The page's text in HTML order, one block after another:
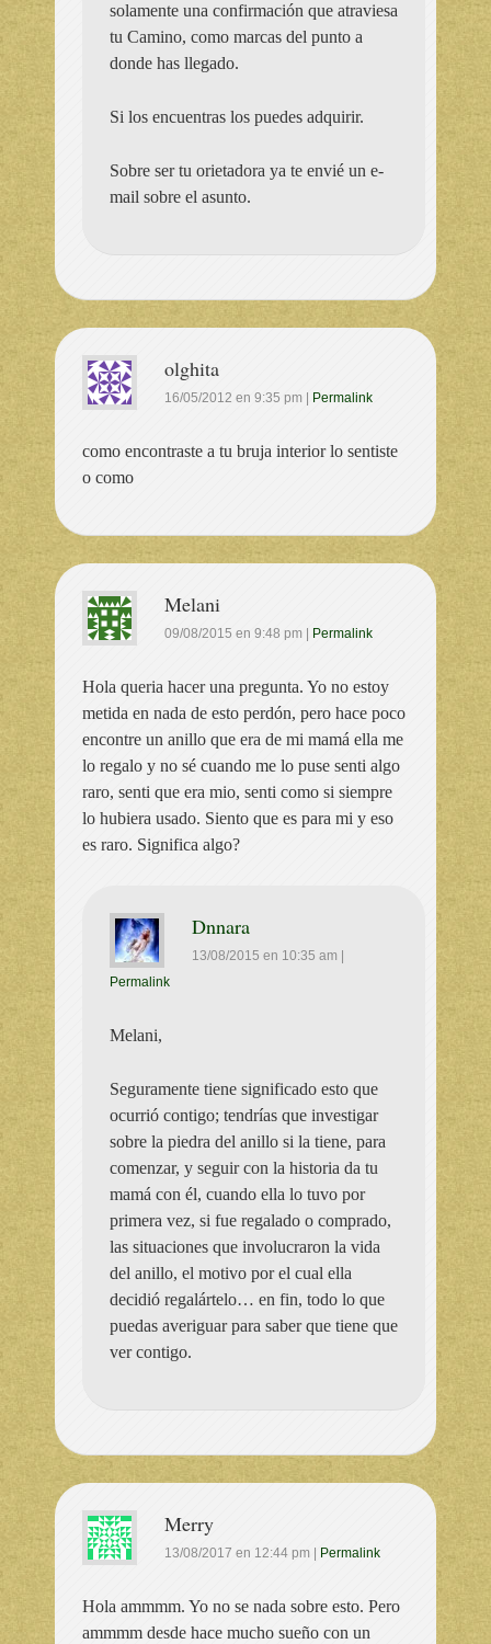
solamente una confirmación que atraviesa
tu Camino, como marcas del punto a
donde has llegado.
Si los encuentras los puedes adquirir.
Sobre ser tu orietadora ya te envié un e-
mail sobre el asunto.
olghita
16/05/2012 en 9:35 pm Permalink
como encontraste a tu bruja interior lo sentiste
o como
Melani
09/08/2015 en 9:48 pm Permalink
Hola queria hacer una pregunta. Yo no estoy
metida en nada de esto perdón, pero hace poco
encontre un anillo que era de mi mamá ella me
lo regalo y no sé cuando me lo puse senti algo
raro, senti que era mio, senti como si siempre
lo hubiera usado. Siento que es para mi y eso
es raro. Significa algo?
Dnnara
13/08/2015 en 10:35 am
Permalink
Melani,
Seguramente tiene significado esto que
ocurrió contigo; tendrías que investigar
sobre la piedra del anillo si la tiene, para
comenzar, y seguir con la historia da tu
mamá con él, cuando ella lo tuvo por
primera vez, si fue regalado o comprado,
las situaciones que involucraron la vida
del anillo, el motivo por el cual ella
decidió regalártelo… en fin, todo lo que
puedas averiguar para saber que tiene que
ver contigo.
Merry
13/08/2017 en 12:44 pm Permalink
Hola ammmm. Yo no se nada sobre esto. Pero
ammmm desde hace mucho sueño con un